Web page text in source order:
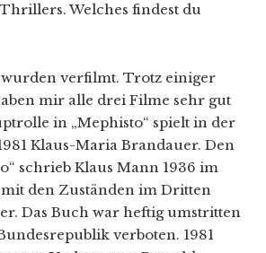
Welches findest du
verfilmt. Trotz einiger
mir alle drei Filme sehr gut
in „Mephisto“ spielt in der
Klaus-Maria Brandauer. Den
schrieb Klaus Mann 1936 im
mit den Zuständen im Dritten
Das Buch war heftig umstritten
verboten. 1981